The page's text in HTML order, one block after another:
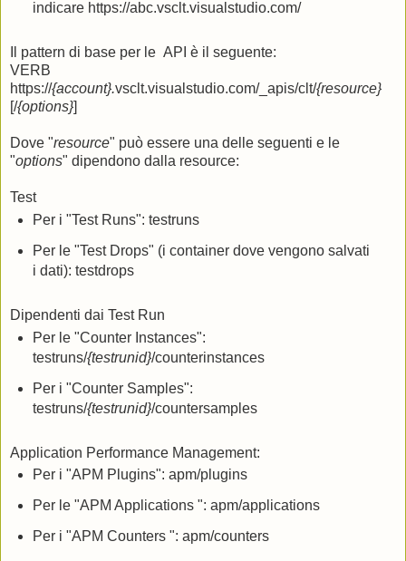
indicare https://abc.vsclt.visualstudio.com/
Il pattern di base per le API è il seguente:
VERB
https://{account}.vsclt.visualstudio.com/_apis/clt/{resource}
[/{options}]
Dove "resource" può essere una delle seguenti e le
"options" dipendono dalla resource:
Test
Per i "Test Runs": testruns
Per le "Test Drops" (i container dove vengono salvati
i dati): testdrops
Dipendenti dai Test Run
Per le "Counter Instances":
testruns/{testrunid}/counterinstances
Per i "Counter Samples":
testruns/{testrunid}/countersamples
Application Performance Management:
Per i "APM Plugins": apm/plugins
Per le "APM Applications ": apm/applications
Per i "APM Counters ": apm/counters